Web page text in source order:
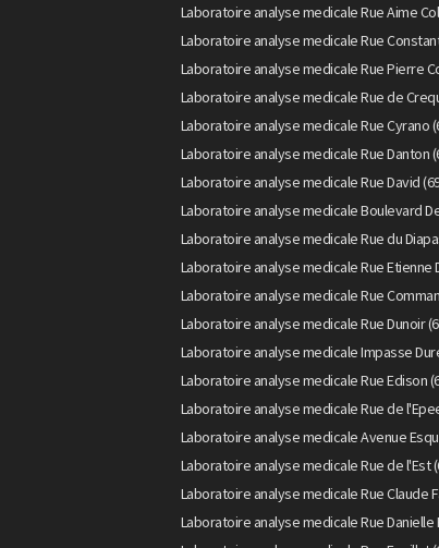
Laboratoire analyse medicale Rue Aime
Laboratoire analyse medicale Rue
Laboratoire analyse medicale Rue Pierre
Laboratoire analyse medicale Rue de
Laboratoire analyse medicale Rue Cyrano
Laboratoire analyse medicale Rue Danton
Laboratoire analyse medicale Rue David
Laboratoire analyse medicale Boulevard
Laboratoire analyse medicale Rue du
Laboratoire analyse medicale Rue Etienne
Laboratoire analyse medicale Rue
Laboratoire analyse medicale Rue Dunoir
Laboratoire analyse medicale Impasse
Laboratoire analyse medicale Rue Edison
Laboratoire analyse medicale Rue de
Laboratoire analyse medicale Avenue
Laboratoire analyse medicale Rue de l'Est
Laboratoire analyse medicale Rue Claude
Laboratoire analyse medicale Rue Danielle